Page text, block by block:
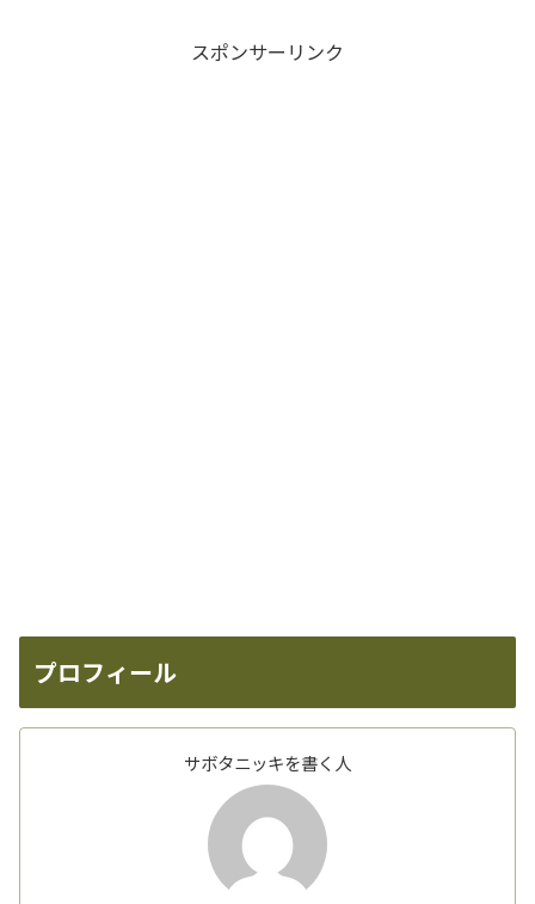
スポンサーリンク
プロフィール
サボタニッキを書く人